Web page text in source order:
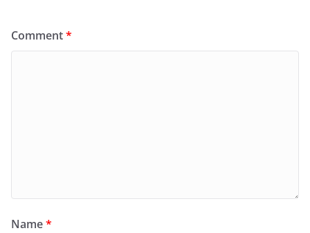
Comment*
Name*